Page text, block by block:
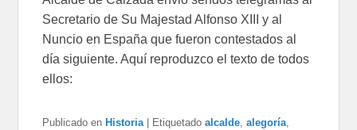
Secretario de Su Majestad Alfonso XIII y al
Nuncio en España que fueron contestados al
día siguiente. Aquí reproduzco el texto de todos
ellos:
Publicado en Historia Etiquetado alcalde,alegoría,